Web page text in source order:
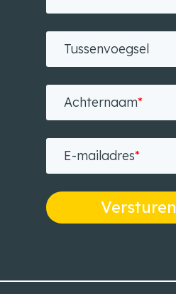
Tussenvoegsel
Achternaam*
E-mailadres*
Versturen